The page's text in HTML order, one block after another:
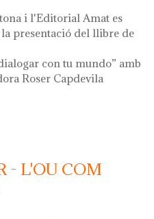
i l'Editorial Amat es
presentació del llibre de
con tu mundo” amb
Roser Capdevila
del llibre de pep
canciones para
- L'OU COM